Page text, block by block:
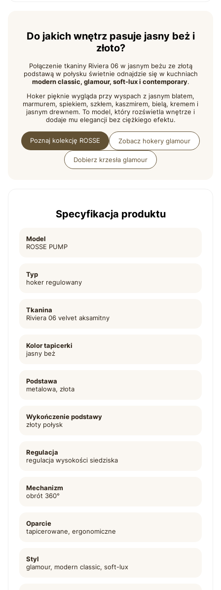
Do jakich wnętrz pasuje jasny beż i
złoto?
Połączenie tkaniny Riviera 06 w jasnym beżu ze złotą
podstawą w połysku świetnie odnajdzie się w kuchniach
modern classic, glamour, soft-lux i contemporary.
Hoker pięknie wygląda przy wyspach z jasnym blatem,
marmurem, spiekiem, szkłem, kaszmirem, bielą, kremem i
jasnym drewnem. To model, który rozświetla wnętrze i
dodaje mu elegancji bez ciężkiego efektu.
Poznaj kolekcję ROSSE Zobacz hokery glamour
Dobierz krzesła glamour
Specyfikacja produktu
Model
ROSSE PUMP
Typ
hoker regulowany
Tkanina
Riviera 06 velvet aksamitny
Kolor tapicerki
jasny beż
Podstawa
metalowa, złota
Wykończenie podstawy
złoty połysk
Regulacja
regulacja wysokości siedziska
Mechanizm
obrót 360°
Oparcie
tapicerowane, ergonomiczne
Styl
glamour, modern classic, soft-lux